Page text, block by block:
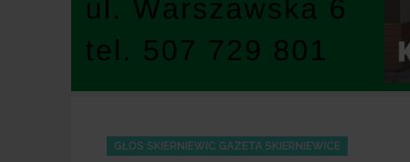
Categories
GŁOS SKIERNIEWIC GAZETA SKIERNIEWICE